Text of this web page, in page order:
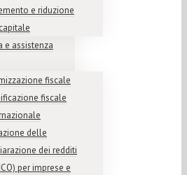
e riduzione
e assistenza
fiscale
fiscale
delle
dei redditi
per imprese e